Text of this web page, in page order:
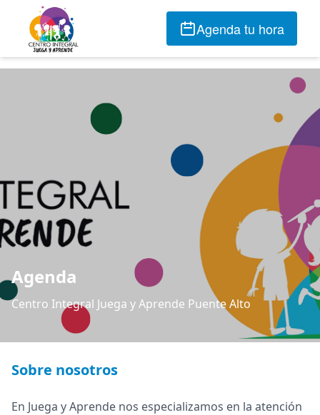
Agenda tu hora
Agenda
Centro Integral Juega y Aprende Puente Alto
Sobre nosotros
En Juega y Aprende nos especializamos en la atención